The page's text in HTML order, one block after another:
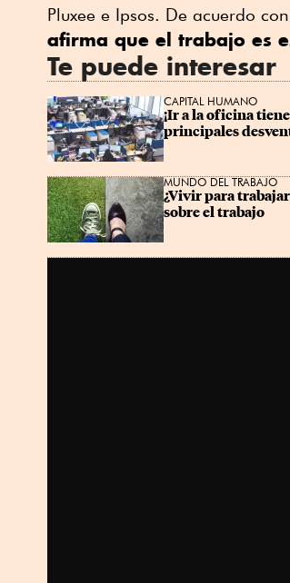
Pluxee e Ipsos. De acuerdo
afirma que el trabajo es
Te puede interesar
CAPITAL HUMANO
¡Ir a la oficina
principales
MUNDO DEL TRABAJO
¿Vivir para
sobre el trabajo